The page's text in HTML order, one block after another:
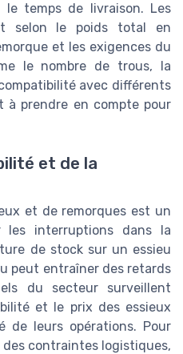
temps de livraison. Les
selon le poids total en
et les exigences du
le nombre de trous, la
avec différents
à prendre en compte pour
et de la
et de remorques est un
les interruptions dans la
de stock sur un essieu
peut entraîner des retards
du secteur surveillent
et le prix des essieux
de leurs opérations. Pour
contraintes logistiques,